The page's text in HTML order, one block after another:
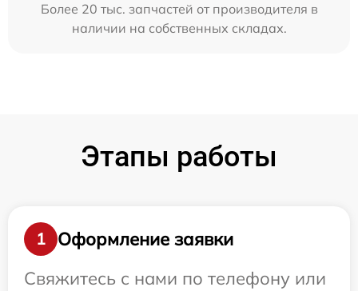
Более 20 тыс. запчастей от производителя в
наличии на собственных складах.
Этапы работы
1
Оформление заявки
Свяжитесь с нами по телефону или